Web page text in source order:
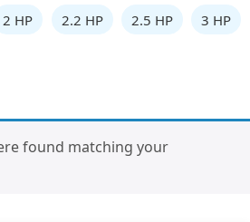
2 HP 2.2 HP 2.5 HP 3 HP
found matching your